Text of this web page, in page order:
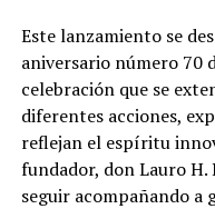
Este lanzamiento se
aniversario número 70
celebración que se
diferentes acciones,
reflejan el espíritu
fundador, don Lauro H.
seguir acompañando a